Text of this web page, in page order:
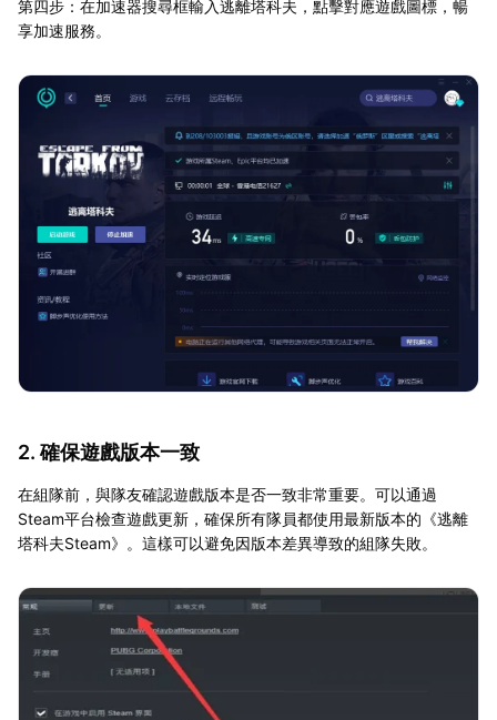
第四步：在加速器搜尋框輸入逃離塔科夫，點擊對應遊戲圖標，暢
享加速服務。
2. 確保遊戲版本一致
在組隊前，與隊友確認遊戲版本是否一致非常重要。可以通過
Steam平台檢查遊戲更新，確保所有隊員都使用最新版本的《逃離
塔科夫Steam》。這樣可以避免因版本差異導致的組隊失敗。